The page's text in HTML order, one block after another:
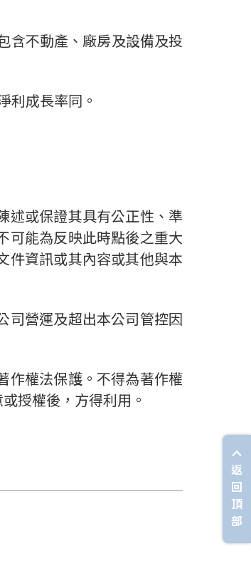
含不動產、廠房及設備及投
利成長率同。
述或保證其具有公正性、準
可能為反映此時點後之重大
件資訊或其內容或其他與本
司營運及超出本公司管控因
作權法保護。不得為著作權
授權後，方得利用。
返
回
頂
部